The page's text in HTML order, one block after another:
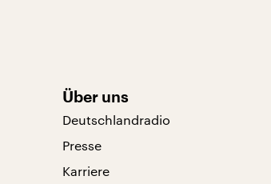
Über uns
Deutschlandradio
Presse
Karriere